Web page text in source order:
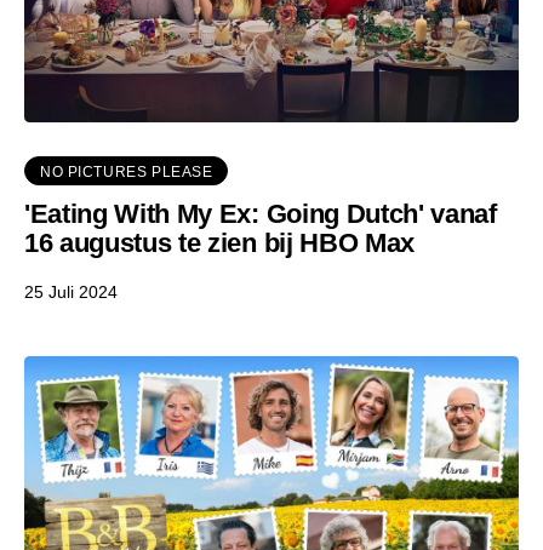
NO PICTURES PLEASE
'Eating With My Ex: Going Dutch' vanaf
16 augustus te zien bij HBO Max
25 Juli 2024